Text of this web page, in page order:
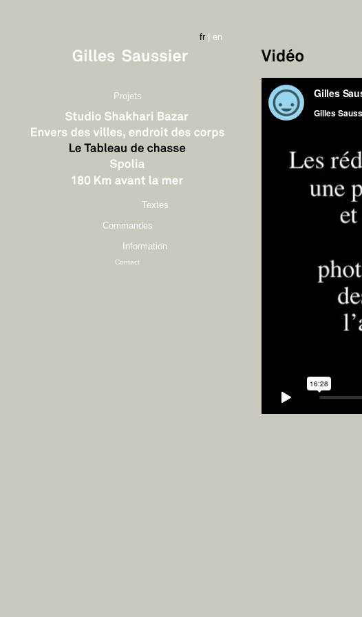
fr en
Projets
Textes
Commandes
Information
Contact